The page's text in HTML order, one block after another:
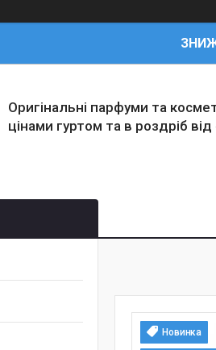
Оригінальні парфуми та
цінами гуртом та в роздріб
Новинка